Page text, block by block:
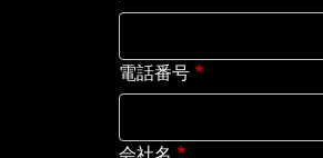
電話番号
会社名